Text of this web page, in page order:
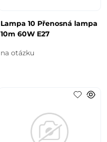
Lampa 10 Přenosná lampa
10m 60W E27
na otázku